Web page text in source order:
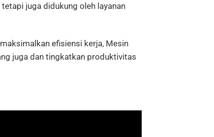
juga didukung oleh layanan
efisiensi kerja, Mesin
juga dan tingkatkan produktivitas